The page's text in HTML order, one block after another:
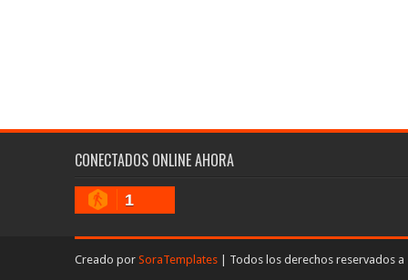
CONECTADOS ONLINE AHORA
1
Creado por SoraTemplates | Todos los derechos reservados a